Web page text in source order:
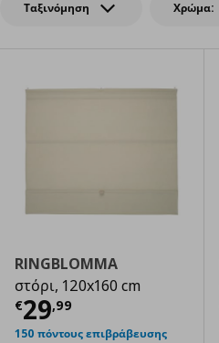
Ταξινόμηση Χρώμα:
RINGBLOMMA
στόρι, 120x160 cm
€29,99
Τρέχουσα τιμή
150 πόντους επιβράβευσης